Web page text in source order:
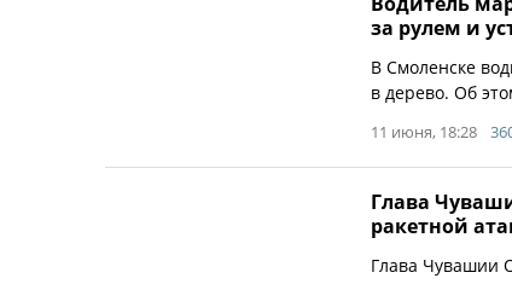
за рулем и
В Смоленске
в дерево. Об
11 июня, 18:28
Глава
ракетной
Глава Чувашии